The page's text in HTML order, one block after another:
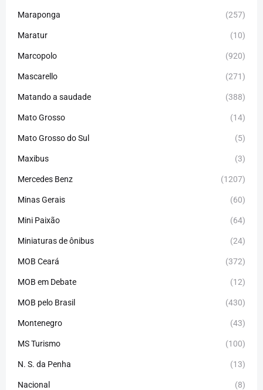
Maraponga (257)
Maratur (10)
Marcopolo (920)
Mascarello (271)
Matando a saudade (388)
Mato Grosso (14)
Mato Grosso do Sul (5)
Maxibus (3)
Mercedes Benz (1207)
Minas Gerais (60)
Mini Paixão (64)
Miniaturas de ônibus (24)
MOB Ceará (372)
MOB em Debate (12)
MOB pelo Brasil (430)
Montenegro (43)
MS Turismo (100)
N. S. da Penha (13)
Nacional (8)